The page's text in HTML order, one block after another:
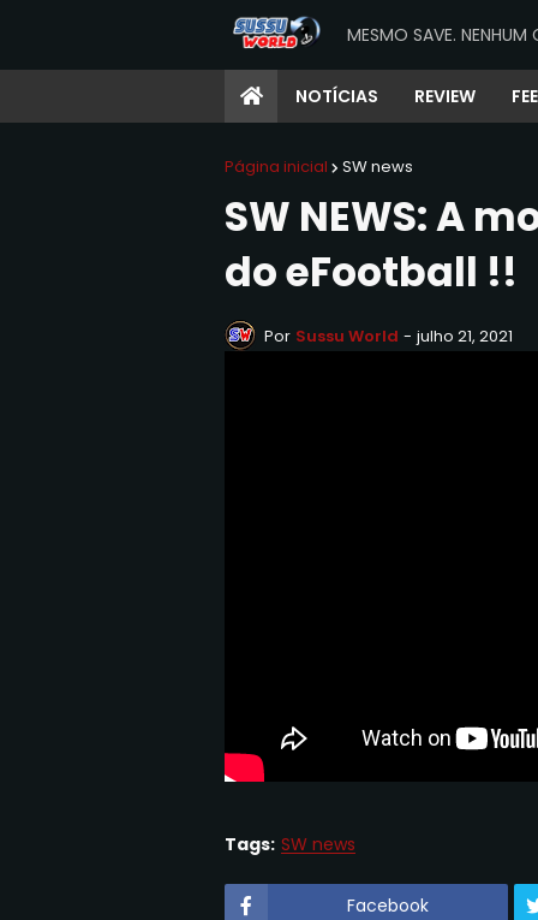
MESMO SAVE.
NOTÍCIAS REVIEW
Página inicial SW news
SW NEWS: A
do eFootball !!
Por Sussu World - julho 21, 2021
Tags: SW news
Facebook